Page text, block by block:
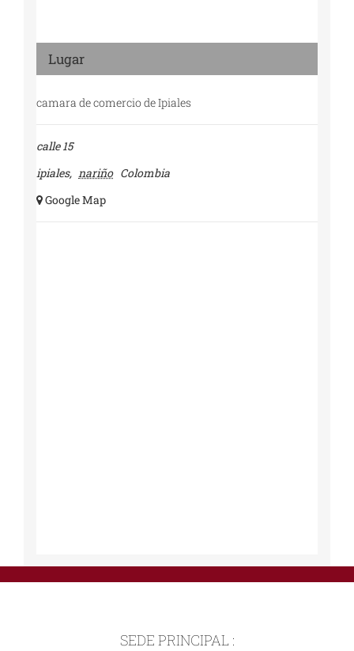
Lugar
camara de comercio de Ipiales
calle 15
ipiales, nariño Colombia
+ Google Map
SEDE PRINCIPAL :